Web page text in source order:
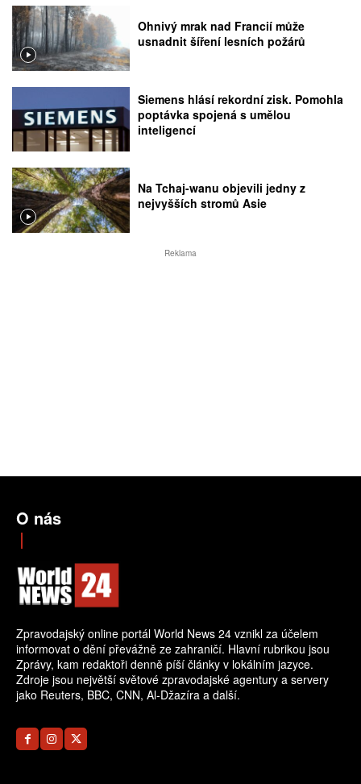
Ohnivý mrak nad Francií může
usnadnit šíření lesních požárů
Siemens hlásí rekordní zisk. Pomohla
poptávka spojená s umělou
inteligencí
Na Tchaj-wanu objevili jedny z
nejvyšších stromů Asie
Reklama
O nás
Zpravodajský online portál World News 24 vznikl za účelem
informovat o dění převážně ze zahraničí. Hlavní rubrikou jsou
Zprávy, kam redaktoři denně píší články v lokálním jazyce.
Zdroje jsou největší světové zpravodajské agentury a servery
jako Reuters, BBC, CNN, Al-Džazíra a další.